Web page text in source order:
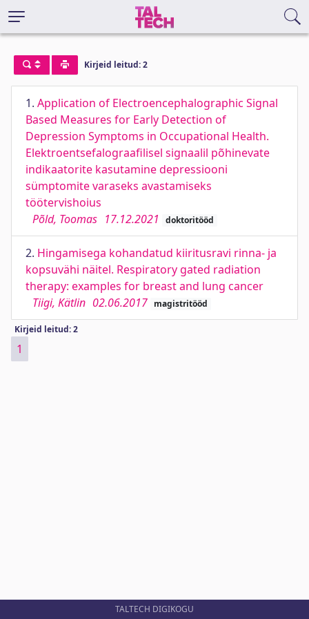
Kirjeid leitud: 2
1. Application of Electroencephalographic Signal
Based Measures for Early Detection of
Depression Symptoms in Occupational Health.
Elektroentsefalograafilisel signaalil põhinevate
indikaatorite kasutamine depressiooni
sümptomite varaseks avastamiseks
töötervishoius
Põld, Toomas 17.12.2021 doktoritööd
2. Hingamisega kohandatud kiiritusravi rinna- ja
kopsuvähi näitel. Respiratory gated radiation
therapy: examples for breast and lung cancer
Tiigi, Kätlin 02.06.2017 magistritööd
Kirjeid leitud: 2
1
TALTECH DIGIKOGU